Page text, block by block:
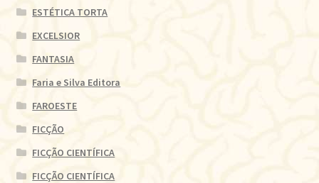
ESTÉTICA TORTA
EXCELSIOR
FANTASIA
Faria e Silva Editora
FAROESTE
FICÇÃO
FICÇÃO CIENTÍFICA
FICÇÃO CIENTÍFICA